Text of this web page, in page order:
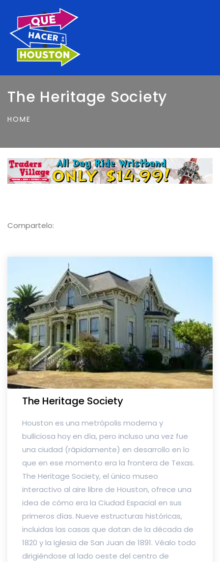
The Heritage Society
HOME
Compartelo:
The Heritage Society
Houston es una metrópolis moderna y
bulliciosa hoy en día, pero incluso una vez fue
una ciudad (rápidamente) en desarrollo en lo
que en ese momento era la frontera de Texas.
The Heritage Society, el único museo
interactivo al aire libre de Houston, ofrece una
idea de cómo era la Ciudad Espacial en sus
primeros días. Nueve estructuras históricas,
incluidas las casas que datan de la década de
1820 y la Iglesia de San Juan de 1891. Véalo todo
dirigiéndose al lado oeste del centro de